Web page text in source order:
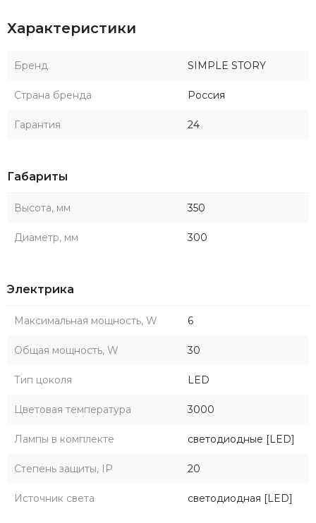
Характеристики
Бренд SIMPLE STORY
Страна бренда Россия
Гарантия 24
Габариты
Высота, мм 350
Диаметр, мм 300
Электрика
Максимальная мощность, W 6
Общая мощность, W 30
Тип цоколя LED
Цветовая температура 3000
Лампы в комплекте светодиодные [LED]
Степень защиты, IP 20
Источник света светодиодная [LED]